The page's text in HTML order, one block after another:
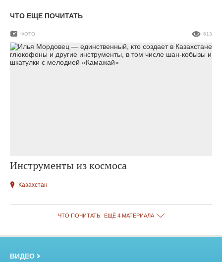
ЧТО ЕЩЕ ПОЧИТАТЬ
Инструменты из космоса
ФОТО 613
Казахстан
ЧТО ПОЧИТАТЬ: ЕЩЁ 4 МАТЕРИАЛА
ВИДЕО